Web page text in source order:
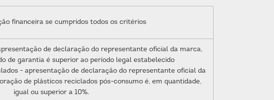
financeira se cumpridos todos os critérios
de declaração do representante oficial da marca,
de garantia é superior ao período legal estabelecido
- apresentação de declaração do representante oficial da
de plásticos reciclados pós-consumo é, em quantidade,
igual ou superior a 10%.